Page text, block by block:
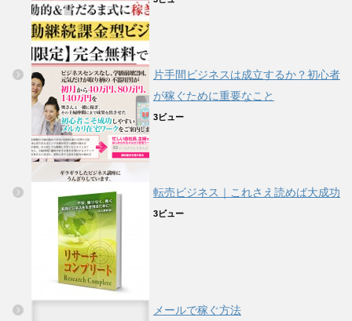
片手間ビジネスは成立するか？初心者
が稼ぐために重要なこと
3ビュー
転売ビジネス｜これさえ読めば大成功
3ビュー
メールで稼ぐ方法